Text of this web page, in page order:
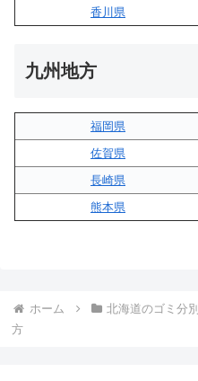
香川県
九州地方
福岡県
佐賀県
長崎県
熊本県
ホーム 北海道のゴミ分別
方